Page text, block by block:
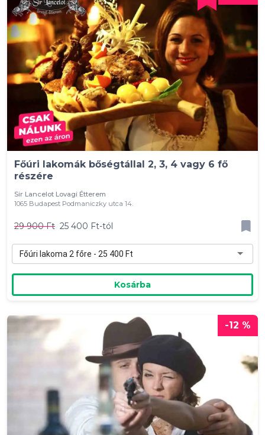
Főúri lakomák bőségtállal 2, 3, 4 vagy 6 fő
részére
Sir Lancelot Lovagi Étterem
1065 Budapest Podmaniczky utca 14.
29 900 Ft 25 400 Ft-tól
Főúri lakoma 2 főre - 25 400 Ft
Kosárba
-12 %